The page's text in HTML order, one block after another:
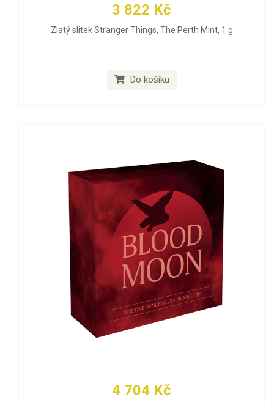
3 822 Kč
Zlatý slitek Stranger Things, The Perth Mint, 1 g
Do košíku
4 704 Kč